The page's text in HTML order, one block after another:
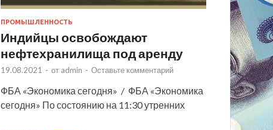
ПРОМЫШЛЕННОСТЬ
Индийцы освобождают
нефтехранилища под аренду
19.08.2021 - от admin - Оставьте комментарий
ФБА «Экономика сегодня» / ФБА «Экономика
сегодня» По состоянию на 11:30 утренних